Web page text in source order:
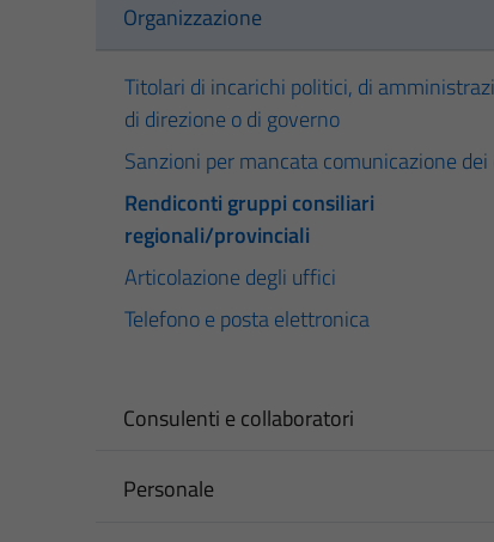
Organizzazione
Titolari di incarichi politici, di
di direzione o di governo
Sanzioni per mancata comunicazione dei
Rendiconti gruppi consiliari
regionali/provinciali
Articolazione degli uffici
Telefono e posta elettronica
Consulenti e collaboratori
Personale